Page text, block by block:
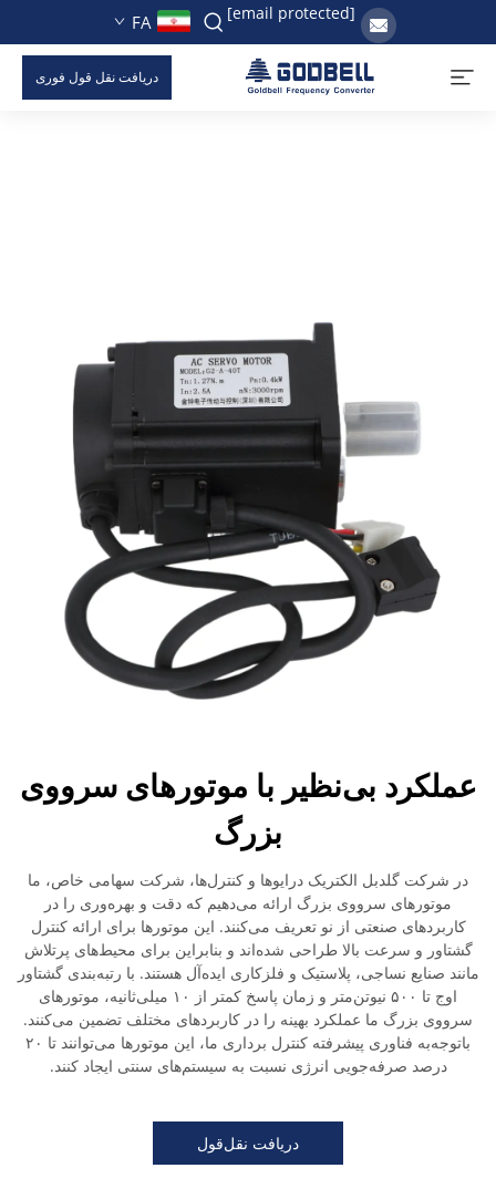
[email protected]
FA
دریافت نقل قول فوری
عملکرد بی‌نظیر با موتورهای سرووی
بزرگ
در شرکت گلدبل الکتریک درایوها و کنترل‌ها، شرکت سهامی خاص، ما
موتورهای سرووی بزرگ ارائه می‌دهیم که دقت و بهره‌وری را در
کاربردهای صنعتی از نو تعریف می‌کنند. این موتورها برای ارائه کنترل
گشتاور و سرعت بالا طراحی شده‌اند و بنابراین برای محیط‌های پرتلاش
مانند صنایع نساجی، پلاستیک و فلزکاری ایده‌آل هستند. با رتبه‌بندی گشتاور
اوج تا ۵۰۰ نیوتن‌متر و زمان پاسخ کمتر از ۱۰ میلی‌ثانیه، موتورهای
سرووی بزرگ ما عملکرد بهینه را در کاربردهای مختلف تضمین می‌کنند.
باتوجه‌به فناوری پیشرفته کنترل برداری ما، این موتورها می‌توانند تا ۲۰
درصد صرفه‌جویی انرژی نسبت به سیستم‌های سنتی ایجاد کنند.
دریافت نقل‌قول